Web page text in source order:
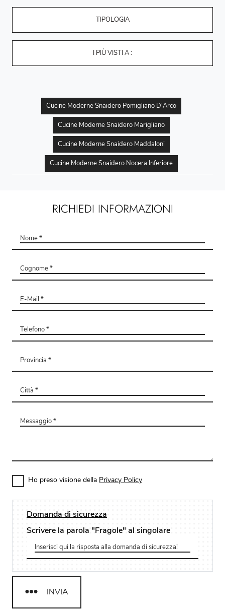
TIPOLOGIA
I PIÙ VISTI A :
Cucine Moderne Snaidero Pomigliano D'Arco
Cucine Moderne Snaidero Marigliano
Cucine Moderne Snaidero Maddaloni
Cucine Moderne Snaidero Nocera Inferiore
RICHIEDI INFORMAZIONI
Ho preso visione della Privacy Policy
Domanda di sicurezza
Scrivere la parola "Fragole" al singolare
INVIA